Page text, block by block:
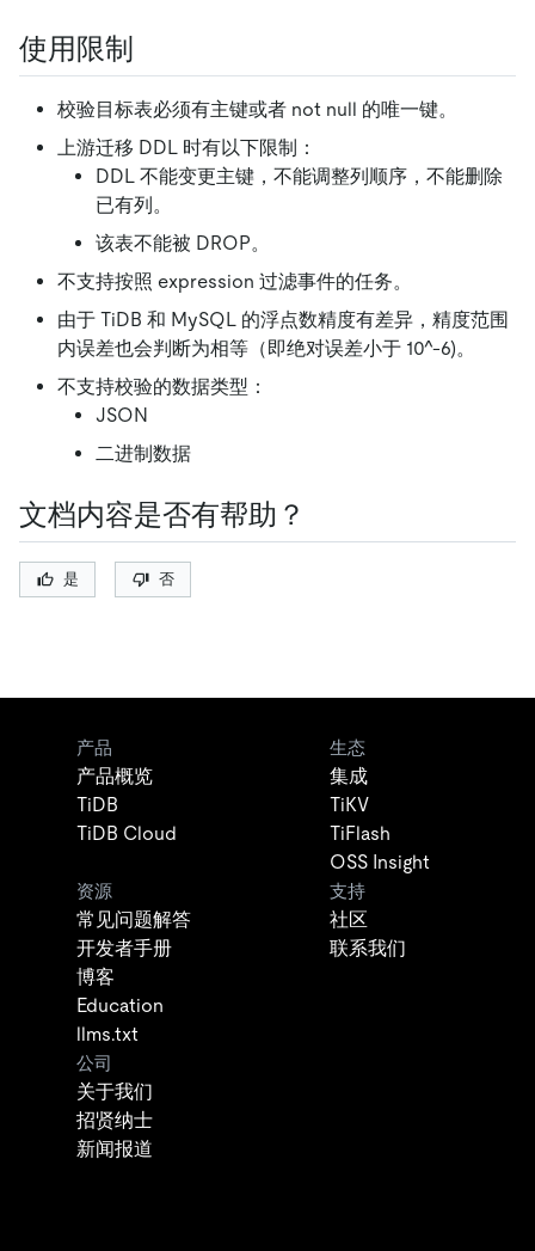
使用限制
校验目标表必须有主键或者 not null 的唯一键。
上游迁移 DDL 时有以下限制：
DDL 不能变更主键，不能调整列顺序，不能删除
已有列。
该表不能被 DROP。
不支持按照 expression 过滤事件的任务。
由于 TiDB 和 MySQL 的浮点数精度有差异，精度范围
内误差也会判断为相等（即绝对误差小于 10^-6)。
不支持校验的数据类型：
JSON
二进制数据
文档内容是否有帮助？
是 否
产品
产品概览
TiDB
TiDB Cloud
生态
集成
TiKV
TiFlash
OSS Insight
资源
常见问题解答
开发者手册
博客
Education
llms.txt
支持
社区
联系我们
公司
关于我们
招贤纳士
新闻报道